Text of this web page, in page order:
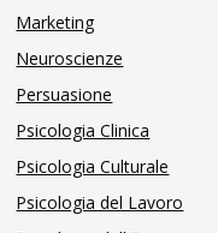
Marketing
Neuroscienze
Persuasione
Psicologia Clinica
Psicologia Culturale
Psicologia del Lavoro